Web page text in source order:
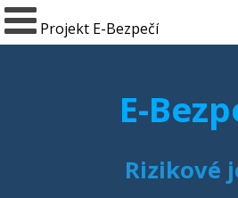
Projekt E-Bezpečí
E-
Rizikové